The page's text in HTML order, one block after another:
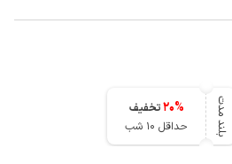
بلند مدت 20%
تخفیف
حداقل 10 شب